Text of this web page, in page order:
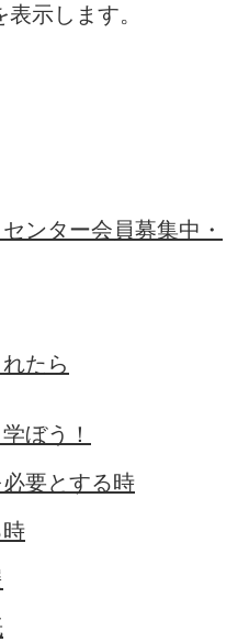
示します。
ンター会員募集中・
たら
ぼう！
要とする時